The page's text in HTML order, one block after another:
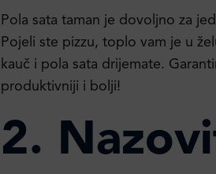
Pola sata taman je dovoljno za
Pojeli ste pizzu, toplo vam je u
kauč i pola sata drijemate.
produktivniji i bolji!
2.